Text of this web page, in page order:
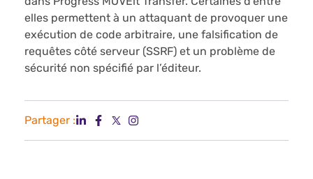
elles permettent à un attaquant de provoquer une
exécution de code arbitraire, une falsification de
requêtes côté serveur (SSRF) et un problème de
sécurité non spécifié par l’éditeur.
Partager :